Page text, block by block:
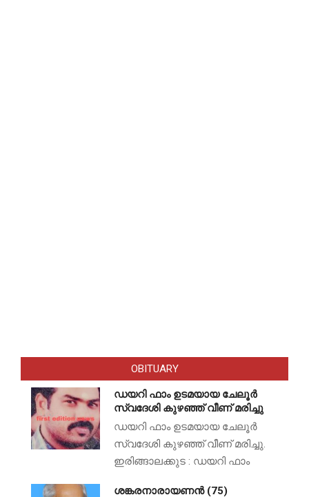
OBITUARY
ഡയറി ഫാം ഉടമയായ ചേലൂർ
സ്വദേശി കുഴഞ്ഞ് വീണ് മരിച്ചു
ഡയറി ഫാം ഉടമയായ ചേലൂർ
സ്വദേശി കുഴഞ്ഞ് വീണ് മരിച്ചു.
ഇരിങ്ങാലക്കുട : ഡയറി ഫാം
ശങ്കരനാരായണൻ (75)